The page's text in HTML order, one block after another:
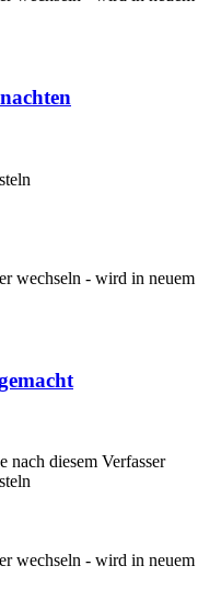
wechseln - wird in neuem
nach diesem Verfasser
wechseln - wird in neuem